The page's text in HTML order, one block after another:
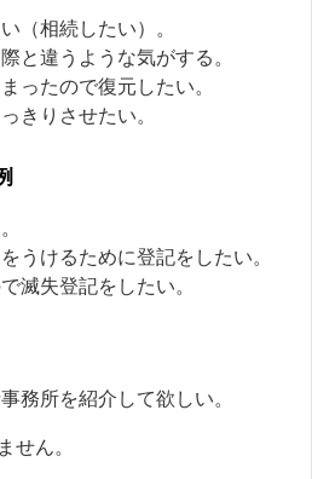
（相続したい）。
と違うような気がする。
ったので復元したい。
きりさせたい。
うけるために登記をしたい。
滅失登記をしたい。
務所を紹介して欲しい。
せん。